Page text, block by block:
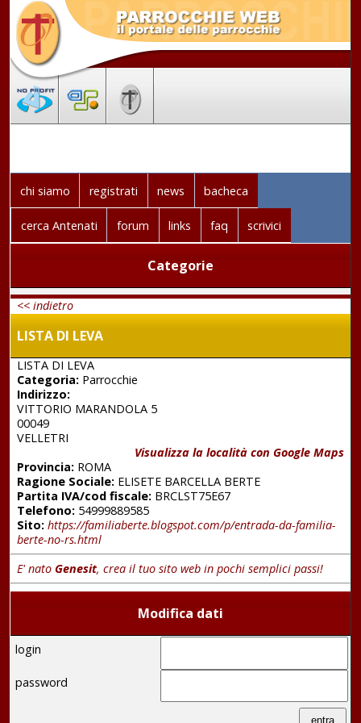
chi siamo registrati news bacheca
cerca Antenati forum links faq scrivici
Categorie
<< indietro
LISTA DI LEVA
LISTA DI LEVA
Categoria:Parrocchie
Indirizzo:
VITTORIO MARANDOLA 5
00049
VELLETRI
Visualizza la località con Google Maps
Provincia:ROMA
Ragione Sociale:ELISETE BARCELLA BERTE
Partita IVA/cod fiscale:BRCLST75E67
Telefono:54999889585
Sito: https://familiaberte.blogspot.com/p/entrada-da-familia-
berte-no-rs.html
E' nato Genesit, crea il tuo sito web in pochi semplici passi!
Modifica dati
login
password